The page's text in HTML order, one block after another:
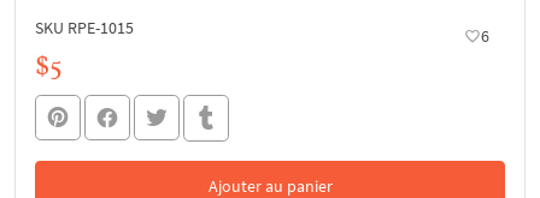
SKU RPE-1015 6
$5
Ajouter au panier